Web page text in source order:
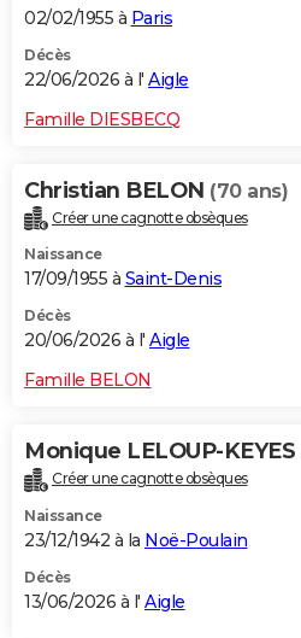
02/02/1955 à Paris
Décès
22/06/2026 à l' Aigle
Famille DIESBECQ
Christian BELON (70 ans)
Créer une cagnotte obsèques
Naissance
17/09/1955 à Saint-Denis
Décès
20/06/2026 à l' Aigle
Famille BELON
Monique LELOUP-KEYES
Créer une cagnotte obsèques
Naissance
23/12/1942 à la Noë-Poulain
Décès
13/06/2026 à l' Aigle